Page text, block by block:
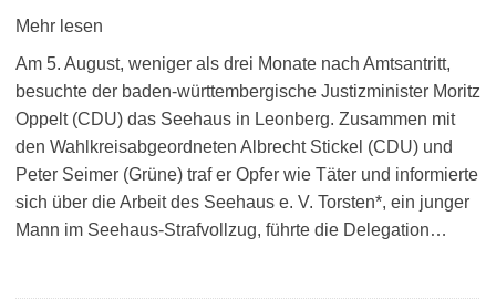
Mehr lesen
Am 5. August, weniger als drei Monate nach Amtsantritt,
besuchte der baden-württembergische Justizminister Moritz
Oppelt (CDU) das Seehaus in Leonberg. Zusammen mit
den Wahlkreisabgeordneten Albrecht Stickel (CDU) und
Peter Seimer (Grüne) traf er Opfer wie Täter und informierte
sich über die Arbeit des Seehaus e. V. Torsten*, ein junger
Mann im Seehaus-Strafvollzug, führte die Delegation…